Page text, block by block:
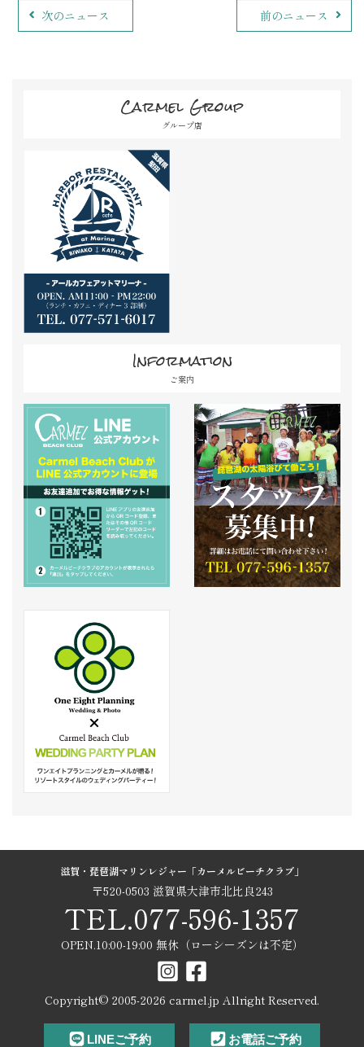
次のニュース 前のニュース
Carmel Group
グループ店
Information
ご案内
滋賀・琵琶湖マリンレジャー「カーメルビーチクラブ」
〒520-0503 滋賀県大津市北比良243
TEL.077-596-1357
OPEN.10:00-19:00 無休（ローシーズンは不定）
Copyright© 2005-2026 carmel.jp Allright Reserved.
LINEご予約 お電話ご予約